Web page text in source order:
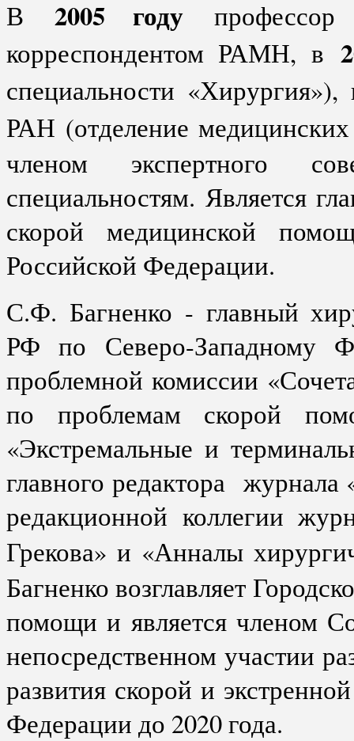
В 2005 году
корреспондентом РАМН, в
специальности
РАН (отделение
членом экспертного
специальностям. Является
скорой медицинской
Российской Федерации.
С.Ф. Багненко - главный
РФ по Северо-Западному
проблемной комиссии
по проблемам скорой
«Экстремальные и
главного редактора
редакционной коллегии
Грекова» и «Анналы
Багненко возглавляет
помощи и является членом
непосредственном участии
развития скорой и
Федерации до 2020 года.